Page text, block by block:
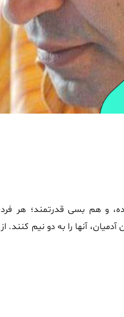
و هم بسی قدرتمند؛ هر فرد
آنها را به دو نیم کنند. از